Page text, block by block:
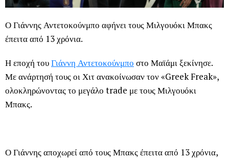
Ο Γιάννης Αντετοκούνμπο αφήνει τους Μιλγουόκι Μπακς
έπειτα από 13 χρόνια.
Η εποχή τουΓιάννη Αντετοκούνμπο στο Μαϊάμι ξεκίνησε.
Με ανάρτησή τους οι Χιτ ανακοίνωσαν τον «Greek Freak»,
ολοκληρώνοντας το μεγάλο trade με τους Μιλγουόκι
Μπακς.
Ο Γιάννης αποχωρεί από τους Μπακς έπειτα από 13 χρόνια,